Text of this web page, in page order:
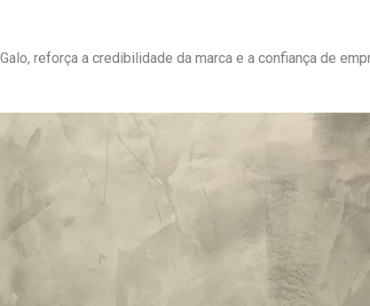
reforça a credibilidade da marca e a confiança de